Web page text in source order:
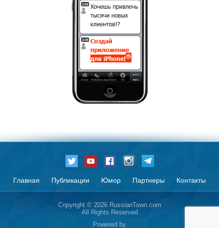
Главная Публикации Юмор Партнеры Контакты
Copyright © 2026 RussianTown.com
All Rights Reserved
Powered by